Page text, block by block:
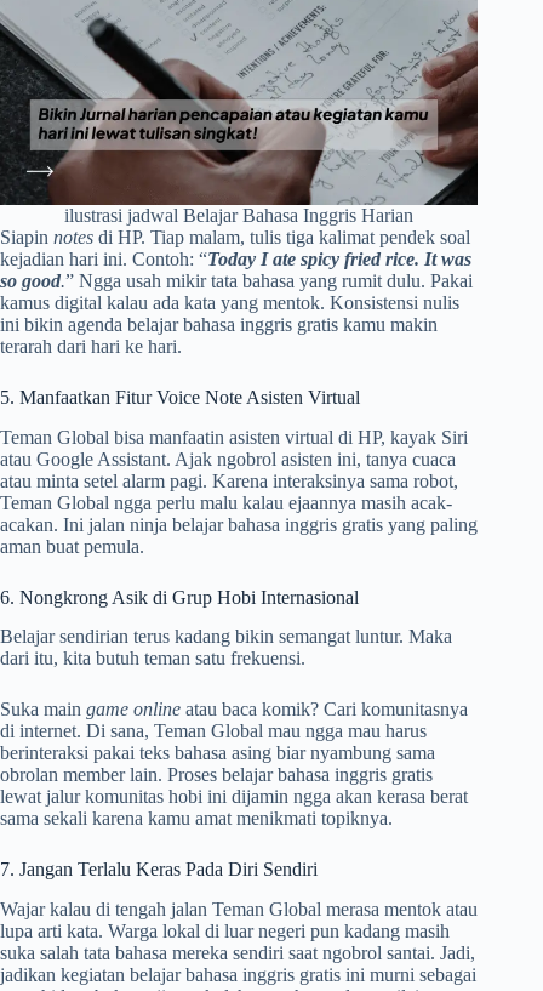
ilustrasi jadwal Belajar Bahasa Inggris Harian
Siapin notes di HP. Tiap malam, tulis tiga kalimat pendek soal
kejadian hari ini. Contoh: “Today I ate spicy fried rice. It was
so good.” Ngga usah mikir tata bahasa yang rumit dulu. Pakai
kamus digital kalau ada kata yang mentok. Konsistensi nulis
ini bikin agenda belajar bahasa inggris gratis kamu makin
terarah dari hari ke hari.
5. Manfaatkan Fitur Voice Note Asisten Virtual
Teman Global bisa manfaatin asisten virtual di HP, kayak Siri
atau Google Assistant. Ajak ngobrol asisten ini, tanya cuaca
atau minta setel alarm pagi. Karena interaksinya sama robot,
Teman Global ngga perlu malu kalau ejaannya masih acak-
acakan. Ini jalan ninja belajar bahasa inggris gratis yang paling
aman buat pemula.
6. Nongkrong Asik di Grup Hobi Internasional
Belajar sendirian terus kadang bikin semangat luntur. Maka
dari itu, kita butuh teman satu frekuensi.
Suka main game online atau baca komik? Cari komunitasnya
di internet. Di sana, Teman Global mau ngga mau harus
berinteraksi pakai teks bahasa asing biar nyambung sama
obrolan member lain. Proses belajar bahasa inggris gratis
lewat jalur komunitas hobi ini dijamin ngga akan kerasa berat
sama sekali karena kamu amat menikmati topiknya.
7. Jangan Terlalu Keras Pada Diri Sendiri
Wajar kalau di tengah jalan Teman Global merasa mentok atau
lupa arti kata. Warga lokal di luar negeri pun kadang masih
suka salah tata bahasa mereka sendiri saat ngobrol santai. Jadi,
jadikan kegiatan belajar bahasa inggris gratis ini murni sebagai